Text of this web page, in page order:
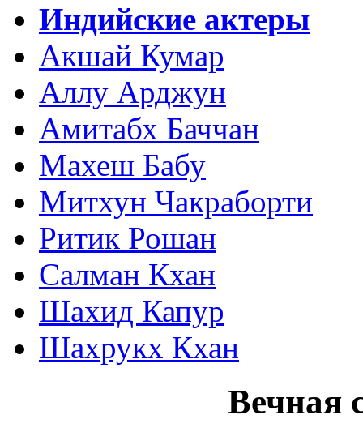
Индийские актеры
Акшай Кумар
Аллу Арджун
Амитабх Баччан
Махеш Бабу
Митхун Чакраборти
Ритик Рошан
Салман Кхан
Шахид Капур
Шахрукх Кхан
Вечная